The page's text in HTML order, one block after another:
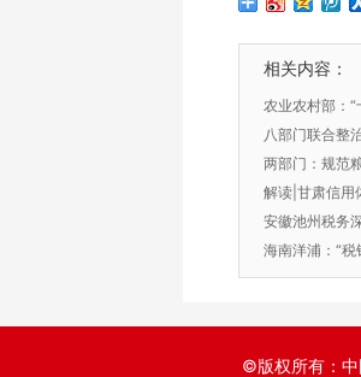
相关内容：
农业农村部：
量安全信用监
八部门联合整
惩戒
两部门：规范
解读|甘肃信用
安徽池州税务
把劲”
海南洋浦：“
制
©版权所有：